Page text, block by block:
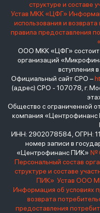
структуре и
Устав МКК «ЦФГ»
использования и
правила предоставления
ООО МКК «ЦФГ»
организаций
вступления
Официальный сайт СРО –
(адрес) СРО - 107078, г.
Общество с ограниченной
компания
ИНН: 2902078584, ОГРН:
номер записи в
«Центрофинанс ПИК» №
Персональный состав
структуре и составе
ПИК» Устав ООО
Информация об условиях
возврата
предоставления